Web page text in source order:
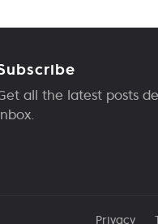
all the latest posts
Privacy